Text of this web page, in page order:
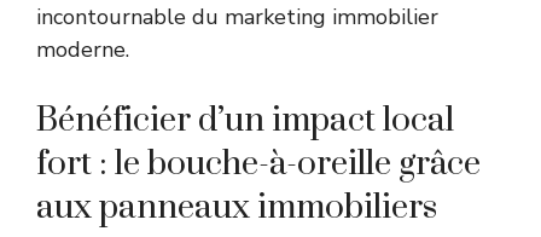
incontournable du marketing immobilier
moderne.
Bénéficier d’un impact local
fort : le bouche-à-oreille grâce
aux panneaux immobiliers